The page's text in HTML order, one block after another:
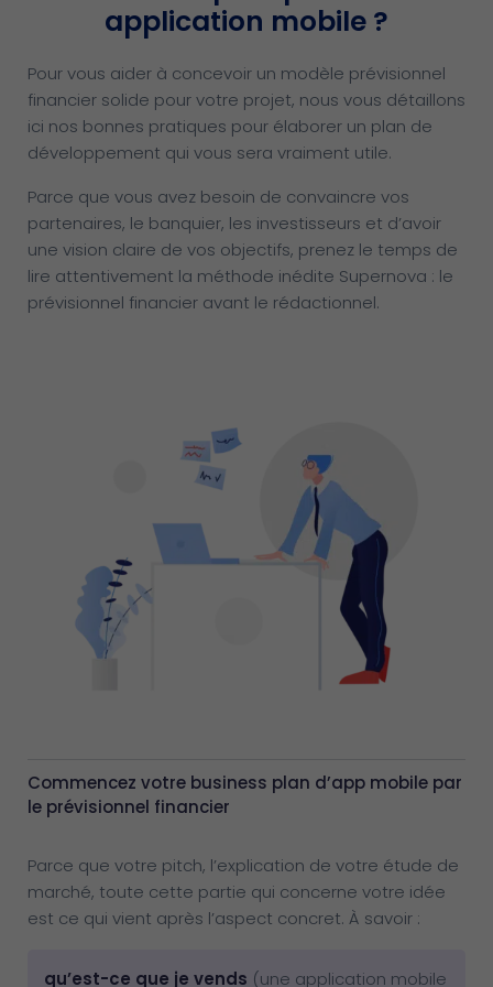
application mobile ?
Pour vous aider à concevoir un modèle prévisionnel
financier solide pour votre projet, nous vous détaillons
ici nos bonnes pratiques pour élaborer un plan de
développement qui vous sera vraiment utile.
Parce que vous avez besoin de convaincre vos
partenaires, le banquier, les investisseurs et d’avoir
une vision claire de vos objectifs, prenez le temps de
lire attentivement la méthode inédite Supernova : le
prévisionnel financier avant le rédactionnel.
Commencez votre business plan d’app mobile par
le prévisionnel financier
Parce que votre pitch, l’explication de votre étude de
marché, toute cette partie qui concerne votre idée
est ce qui vient après l’aspect concret. À savoir :
qu’est-ce que je vends (une application mobile